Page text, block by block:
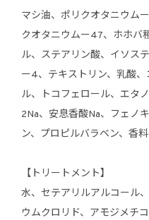
マシ油、ポリクオタニウム
クオタニウムー47、ホホバ
ル、ステアリン酸、イソス
ー4、テキストリン、乳酸
ル、トコフェロール、エタ
2Na、安息香酸Na、フェノ
ン、プロピルバラベン、香料
【トリートメント】
水、セテアリルアルコール
ウムクロリド、アモジメチ